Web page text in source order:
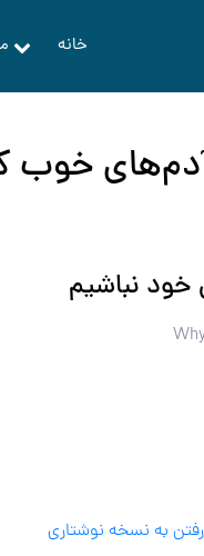
خانه
خوب
نباشیم
رفتن به نسخه نوشتاری